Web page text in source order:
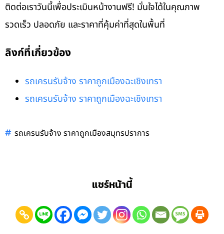
ติดต่อเราวันนี้เพื่อประเมินหน้างานฟรี! มั่นใจได้ในคุณภาพ
รวดเร็ว ปลอดภัย และราคาที่คุ้มค่าที่สุดในพื้นที่
ลิงก์ที่เกี่ยวข้อง
รถเครนรับจ้าง ราคาถูกเมืองฉะเชิงเทรา
รถเครนรับจ้าง ราคาถูกเมืองฉะเชิงเทรา
รถเครนรับจ้าง ราคาถูกเมืองสมุทรปราการ
แชร์หน้านี้